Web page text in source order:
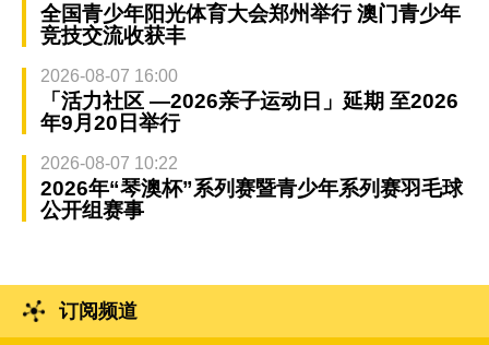
全国青少年阳光体育大会郑州举行 澳门青少年
竞技交流收获丰
2026-08-07 16:00
「活力社区 —2026亲子运动日」延期 至2026
年9月20日举行
2026-08-07 10:22
2026年“琴澳杯”系列赛暨青少年系列赛羽毛球
公开组赛事
订阅频道